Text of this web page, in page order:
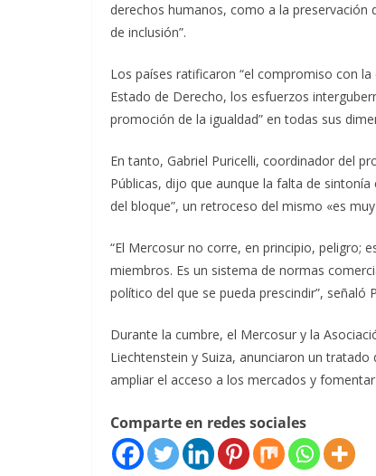
derechos humanos, como a la preservación
de inclusión”.
Los países ratificaron “el compromiso con
Estado de Derecho, los esfuerzos
promoción de la igualdad” en todas sus
En tanto, Gabriel Puricelli, coordinador del
Públicas, dijo que aunque la falta de
del bloque”, un retroceso del mismo «es
“El Mercosur no corre, en principio, peligro;
miembros. Es un sistema de normas
político del que se pueda prescindir”, señaló
Durante la cumbre, el Mercosur y la
Liechtenstein y Suiza, anunciaron un
ampliar el acceso a los mercados y
Comparte en redes sociales